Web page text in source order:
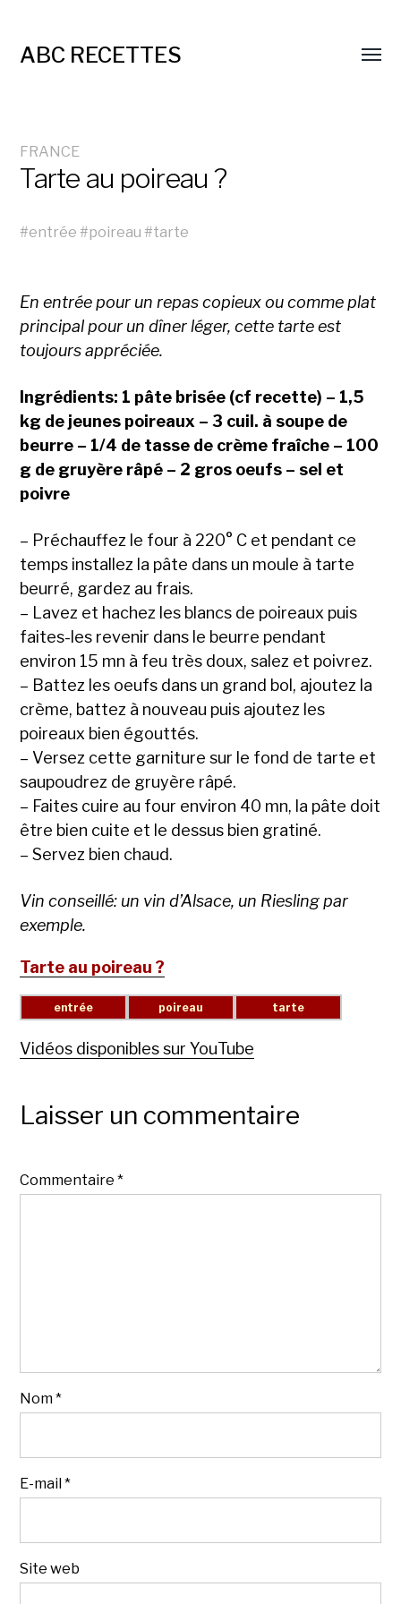
ABC RECETTES
FRANCE
Tarte au poireau ?
#entrée #poireau #tarte
En entrée pour un repas copieux ou comme plat
principal pour un dîner léger, cette tarte est
toujours appréciée.
Ingrédients: 1 pâte brisée (cf recette) – 1,5
kg de jeunes poireaux – 3 cuil. à soupe de
beurre – 1/4 de tasse de crème fraîche – 100
g de gruyère râpé – 2 gros oeufs – sel et
poivre
– Préchauffez le four à 220° C et pendant ce
temps installez la pâte dans un moule à tarte
beurré, gardez au frais.
– Lavez et hachez les blancs de poireaux puis
faites-les revenir dans le beurre pendant
environ 15 mn à feu très doux, salez et poivrez.
– Battez les oeufs dans un grand bol, ajoutez la
crème, battez à nouveau puis ajoutez les
poireaux bien égouttés.
– Versez cette garniture sur le fond de tarte et
saupoudrez de gruyère râpé.
– Faites cuire au four environ 40 mn, la pâte doit
être bien cuite et le dessus bien gratiné.
– Servez bien chaud.
Vin conseillé: un vin d’Alsace, un Riesling par
exemple.
Tarte au poireau ?
Vidéos disponibles sur YouTube
Laisser un commentaire
Commentaire*
Nom*
E-mail*
Site web